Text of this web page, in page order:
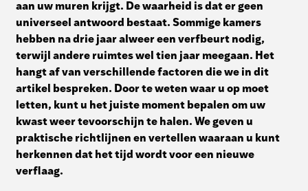
aan uw muren krijgt. De waarheid is dat er geen
universeel antwoord bestaat. Sommige kamers
hebben na drie jaar alweer een verfbeurt nodig,
terwijl andere ruimtes wel tien jaar meegaan. Het
hangt af van verschillende factoren die we in dit
artikel bespreken. Door te weten waar u op moet
letten, kunt u het juiste moment bepalen om uw
kwast weer tevoorschijn te halen. We geven u
praktische richtlijnen en vertellen waaraan u kunt
herkennen dat het tijd wordt voor een nieuwe
verflaag.